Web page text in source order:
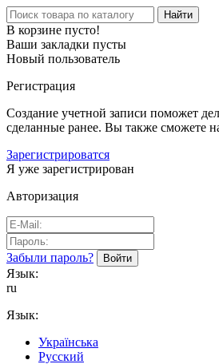
Найти
В корзине пусто!
Ваши закладки пусты
Новый пользователь
Регистрация
Создание учетной записи поможет
сделанные ранее. Вы также сможете
Зарегистрироватся
Я уже зарегистрирован
Авторизация
Забыли пароль?
Язык:
ru
Язык:
Українська
Русский